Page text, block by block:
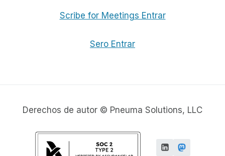
Scribe for Meetings Entrar
Sero Entrar
Derechos de autor © Pneuma Solutions, LLC